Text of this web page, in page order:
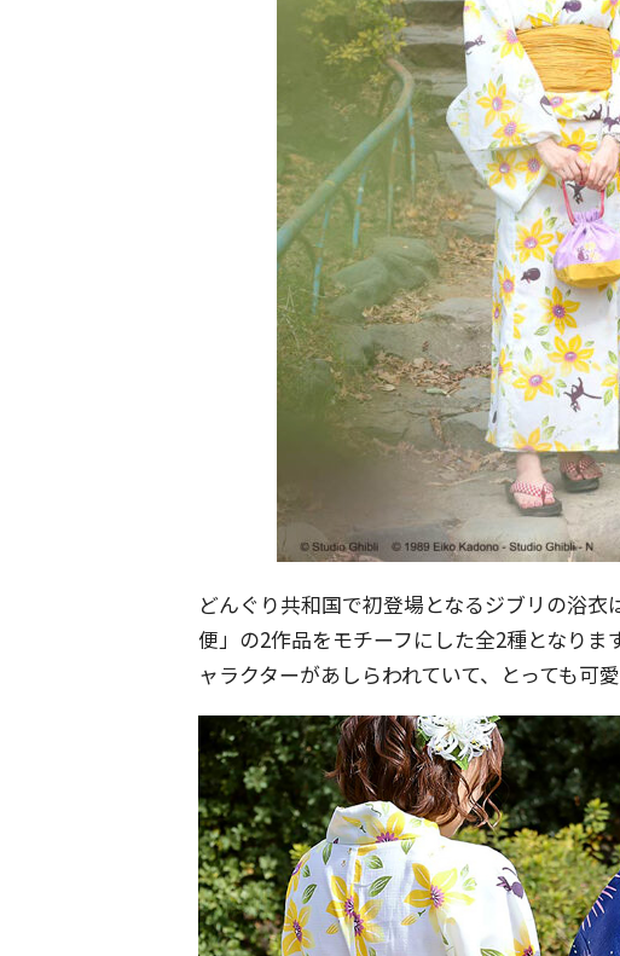
どんぐり共和国で初登場となるジブリの浴
便」の2作品をモチーフにした全2種となり
ャラクターがあしらわれていて、とっても可愛